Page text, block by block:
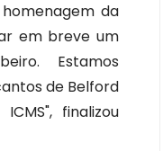
da
em breve um
Estamos
de Belford
finalizou